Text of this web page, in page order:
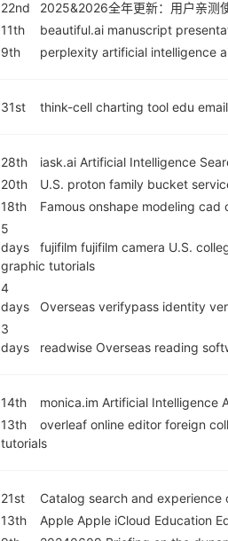
22nd
2025&2026全年更新：用户亲测
11th
beautiful.ai manuscript
9th
perplexity artificial intelligence
31st think-cell charting tool edu
28th
iask.ai Artificial Intelligence
20th
U.S. proton family bucket
18th
Famous onshape modeling
5
days
fujifilm fujifilm camera U.S.
graphic tutorials
4
days
Overseas verifypass identity
3
days
readwise Overseas reading
14th
monica.im Artificial Intelligence
13th
overleaf online editor foreign
tutorials
21st
Catalog search and
13th
Apple Apple iCloud Education